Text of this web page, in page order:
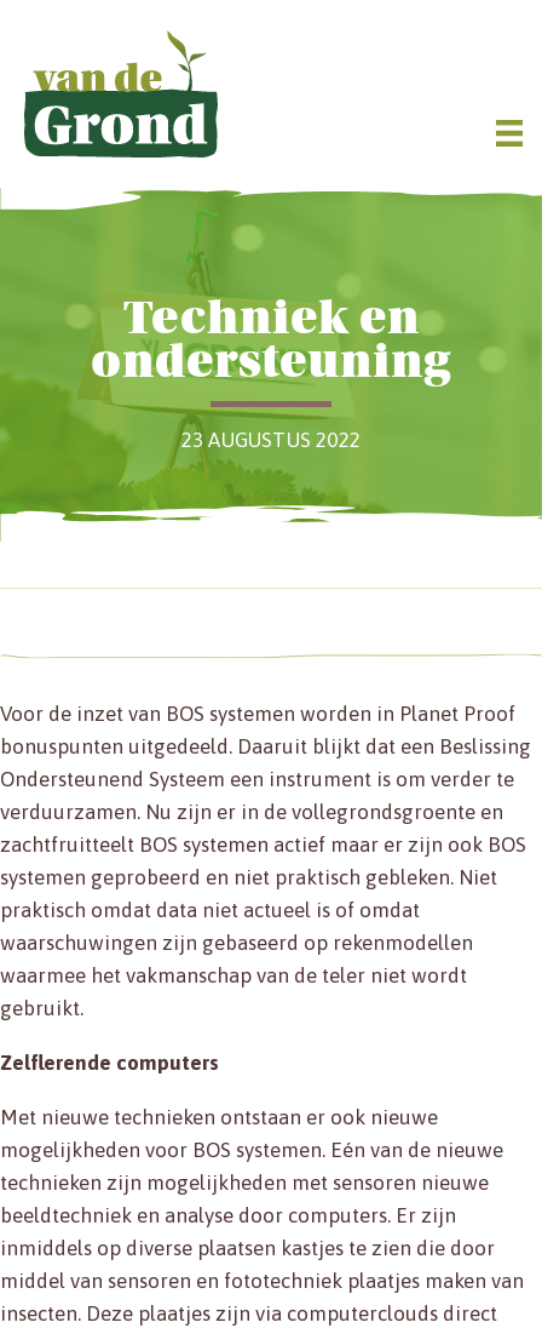
Techniek en
ondersteuning
23 AUGUSTUS 2022
Voor de inzet van BOS systemen worden in Planet Proof
bonuspunten uitgedeeld. Daaruit blijkt dat een Beslissing
Ondersteunend Systeem een instrument is om verder te
verduurzamen. Nu zijn er in de vollegrondsgroente en
zachtfruitteelt BOS systemen actief maar er zijn ook BOS
systemen geprobeerd en niet praktisch gebleken. Niet
praktisch omdat data niet actueel is of omdat
waarschuwingen zijn gebaseerd op rekenmodellen
waarmee het vakmanschap van de teler niet wordt
gebruikt.
Zelflerende computers
Met nieuwe technieken ontstaan er ook nieuwe
mogelijkheden voor BOS systemen. Eén van de nieuwe
technieken zijn mogelijkheden met sensoren nieuwe
beeldtechniek en analyse door computers. Er zijn
inmiddels op diverse plaatsen kastjes te zien die door
middel van sensoren en fototechniek plaatjes maken van
insecten. Deze plaatjes zijn via computerclouds direct